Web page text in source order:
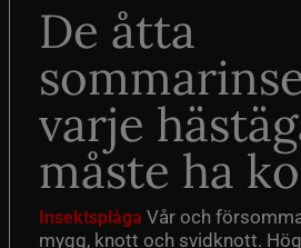
De åtta
varje
måste ha
Insektsplåga Vår och
mygg, knott och svidknott.